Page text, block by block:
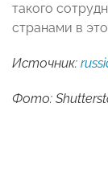
такого
странами в
Источник:
Фото: